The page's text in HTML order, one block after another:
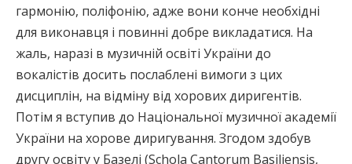
гармонію, поліфонію, адже вони конче необхідні
для виконавця і повинні добре викладатися. На
жаль, наразі в музичній освіті України до
вокалістів досить послаблені вимоги з цих
дисциплін, на відміну від хорових диригентів.
Потім я вступив до Національної музичної академії
України на хорове диригування. Згодом здобув
другу освіту у Базелі (Schola Cantorum Basiliensis,